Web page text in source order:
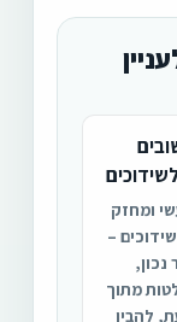
ומחזק
–
נכון,
מתוך
להבין